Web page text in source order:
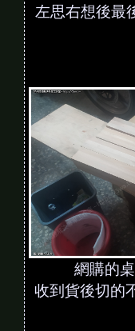
左思右想後最
網購的
收到貨後切的